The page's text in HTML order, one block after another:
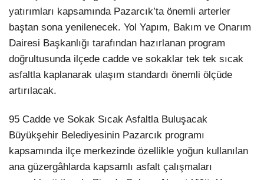
yatırımları kapsamında Pazarcık’ta önemli arterler
baştan sona yenilenecek. Yol Yapım, Bakım ve Onarım
Dairesi Başkanlığı tarafından hazırlanan program
doğrultusunda ilçede cadde ve sokaklar tek tek sıcak
asfaltla kaplanarak ulaşım standardı önemli ölçüde
artırılacak.
95 Cadde ve Sokak Sıcak Asfaltla Buluşacak
Büyükşehir Belediyesinin Pazarcık programı
kapsamında ilçe merkezinde özellikle yoğun kullanılan
ana güzergâhlarda kapsamlı asfalt çalışmaları